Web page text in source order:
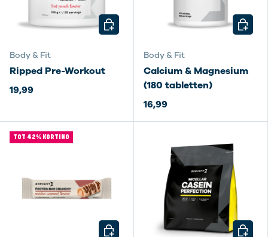
Body & Fit
Ripped Pre-Workout
19,99
KIES MOGELIJKHEDEN
Body & Fit
Calcium & Magnesium
(180 tabletten)
16,99
KIES
TOT 42% KORTING
KIES MOGELIJKHEDEN KIES